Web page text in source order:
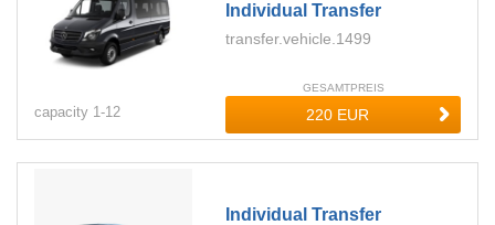
Individual Transfer
transfer.vehicle.1499
capacity 1-12
GESAMTPREIS
Individual Transfer